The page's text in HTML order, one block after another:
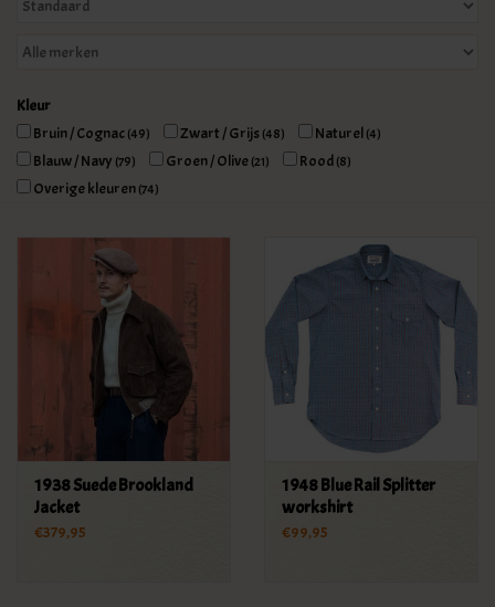
DOKTERSTASSEN
Kleur
Bruin / Cognac(49) Zwart / Grijs(48) Naturel (4)
Blauw / Navy (79) Groen / Olive(21) Rood (8)
Overige kleuren(74)
1938 Suede Brookland
Jacket
€379,95
1948 Blue Rail Splitter
workshirt
€99,95